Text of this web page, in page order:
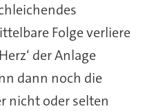
Folge verliere
der Anlage
dann noch die
nicht oder selten